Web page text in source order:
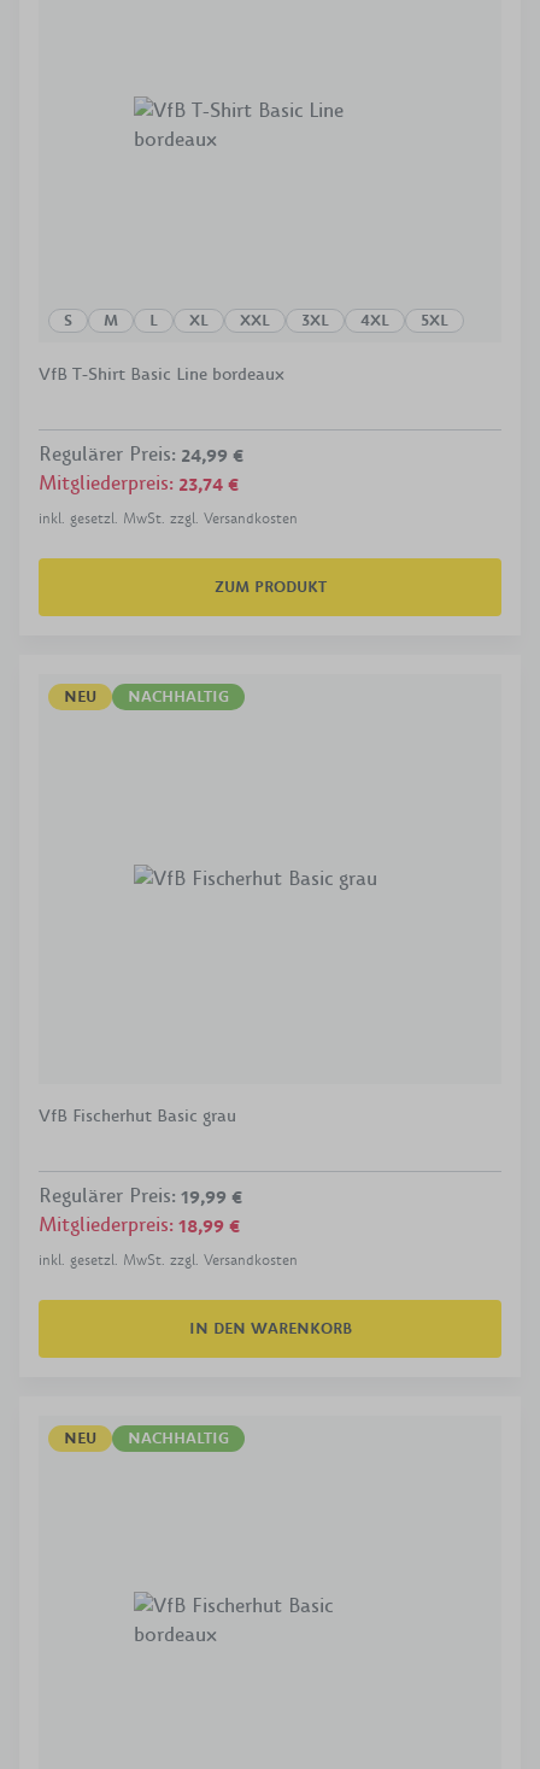
S M L XL XXL 3XL 4XL 5XL
VfB T-Shirt Basic Line bordeaux
Regulärer Preis: 24,99 €
Mitgliederpreis: 23,74 €
inkl. gesetzl. MwSt. zzgl. Versandkosten
ZUM PRODUKT
NEU NACHHALTIG
VfB Fischerhut Basic grau
Regulärer Preis: 19,99 €
Mitgliederpreis: 18,99 €
inkl. gesetzl. MwSt. zzgl. Versandkosten
IN DEN WARENKORB
NEU NACHHALTIG